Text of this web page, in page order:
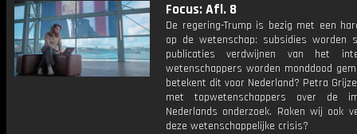
Focus: Afl. 8
De regering-Trump is bezig met een
op de wetenschap: subsidies worden
publicaties verdwijnen van het
wetenschappers worden monddood
betekent dit voor Nederland? Petra
met topwetenschappers over de
Nederlands onderzoek. Raken wij ook
deze wetenschappelijke crisis?